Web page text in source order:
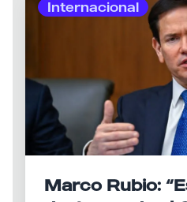
Internacional
Marco Rubio: